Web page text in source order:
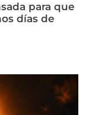
para que
días de